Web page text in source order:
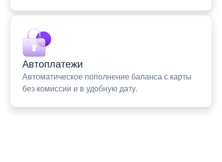
Автоплатежи
Автоматическое пополнение баланса с карты
без комиссии и в удобную дату.